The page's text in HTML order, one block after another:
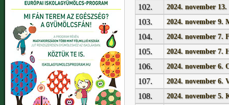
102. 2024. november
103. 2024. november 9.
104. 2024. november 7.
105. 2024. november 7.
106. 2024. november 6.
107. 2024. november 6.
108. 2024. november 5.